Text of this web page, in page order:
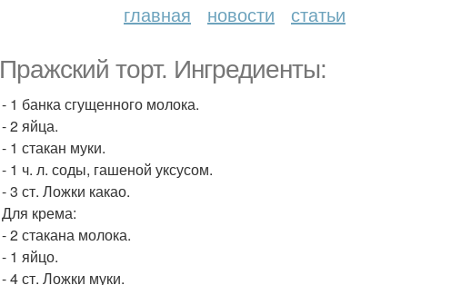
главная новости статьи
Пражский торт. Ингредиенты:
- 1 банка сгущенного молока.
- 2 яйца.
- 1 стакан муки.
- 1 ч. л. соды, гашеной уксусом.
- 3 ст. Ложки какао.
Для крема:
- 2 стакана молока.
- 1 яйцо.
- 4 ст. Ложки муки.